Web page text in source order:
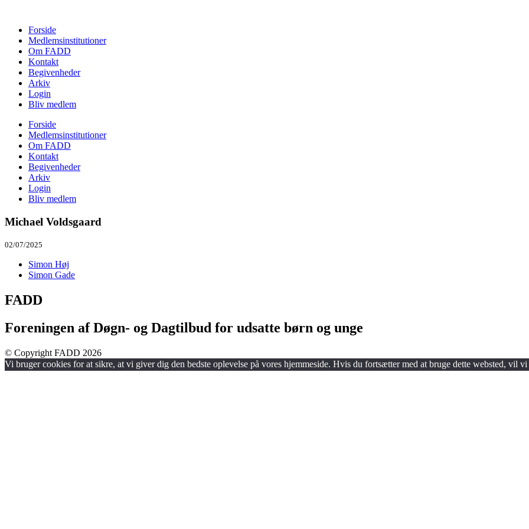
Forside
Medlemsinstitutioner
Om FADD
Kontakt
Begivenheder
Arkiv
Login
Bliv medlem
Forside
Medlemsinstitutioner
Om FADD
Kontakt
Begivenheder
Arkiv
Login
Bliv medlem
Michael Voldsgaard
02/07/2025
Simon Høj
Simon Gade
FADD
Foreningen af Døgn- og Dagtilbud for udsatte børn og unge
© Copyright FADD 2026
Vi bruger cookies for at sikre, at vi giver dig den bedste oplevelse på vores hjemmeside. Hvis du fortsætter med at bruge dette websted, vil vi